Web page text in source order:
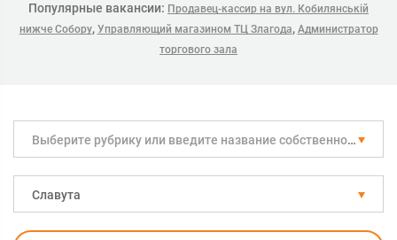
Популярные вакансии: Продавец-кассир на вул. Кобилянській
нижче Собору, Управляющий магазином ТЦ Злагода, Администратор
торгового зала
Выберите рубрику или введите название собственноручно
Славута